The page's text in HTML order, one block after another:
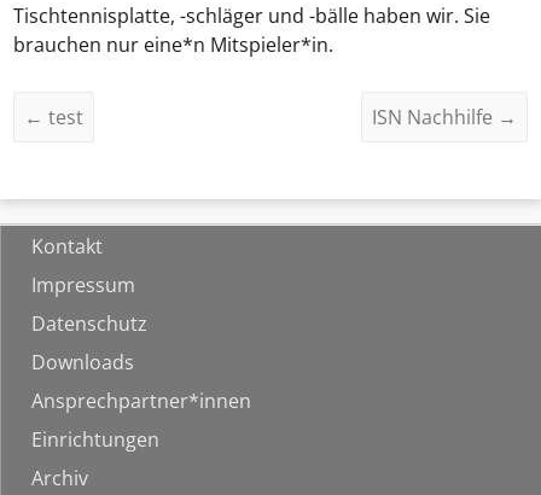
Tischtennisplatte, -schläger und -bälle haben wir. Sie
brauchen nur eine*n Mitspieler*in.
← test ISN Nachhilfe →
Kontakt
Impressum
Datenschutz
Downloads
Ansprechpartner*innen
Einrichtungen
Archiv